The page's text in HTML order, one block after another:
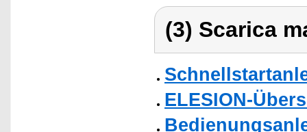
(3) Scarica
ELESION-